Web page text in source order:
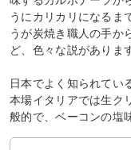
うにカリカリになるま
うが炭焼き職人の手か
ど、色々な説がありま
日本でよく知られてい
本場イタリアでは生ク
般的で、ベーコンの塩